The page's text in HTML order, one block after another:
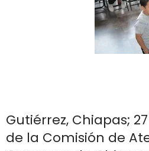
Gutiérrez, Chiapas;
de la Comisión de